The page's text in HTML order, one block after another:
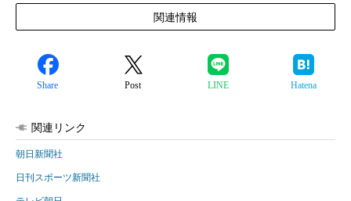
関連情報
Share Post LINE Hatena
関連リンク
朝日新聞社
日刊スポーツ新聞社